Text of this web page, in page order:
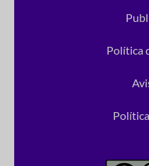
Política